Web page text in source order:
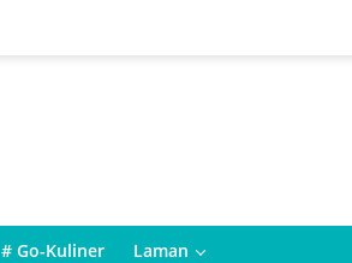
# Go-Kuliner Laman